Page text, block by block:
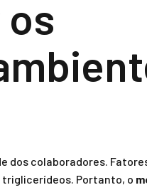
dos colaboradores.
triglicerídeos. Portanto, o